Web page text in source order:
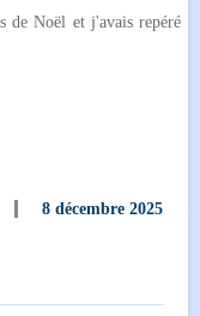
de Noël et j'avais repéré
8 décembre 2025